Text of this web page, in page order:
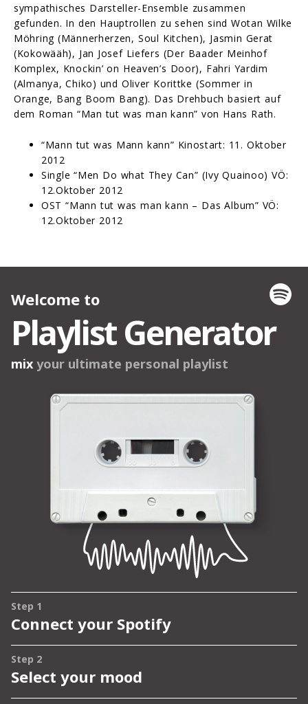
sympathisches Darsteller-Ensemble zusammen
gefunden. In den Hauptrollen zu sehen sind Wotan Wilke
Möhring (Männerherzen, Soul Kitchen), Jasmin Gerat
(Kokowääh), Jan Josef Liefers (Der Baader Meinhof
Komplex, Knockin’ on Heaven’s Door), Fahri Yardim
(Almanya, Chiko) und Oliver Korittke (Sommer in
Orange, Bang Boom Bang). Das Drehbuch basiert auf
dem Roman “Man tut was man kann” von Hans Rath.
“Mann tut was Mann kann” Kinostart: 11. Oktober
2012
Single “Men Do what They Can” (Ivy Quainoo) VÖ:
12.Oktober 2012
OST “Mann tut was man kann – Das Album” VÖ:
12.Oktober 2012